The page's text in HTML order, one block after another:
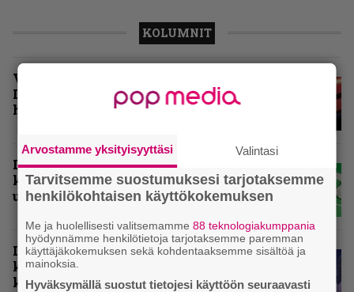
KOLUMNIT
Vuoden 2025 raskaimmat –
Infernon toimituskunnan
henkilökohtaiset suosikit
Inferno valikoi vuoden 2025
kovimmat levyt – tässä
ulkomaisten kärkikymmenikkö
Inferno valitsi vuoden 2025
kovimmat levyt – tässä kotimaan
kärkikymmenikkö
Arvostamme yksityisyyttäsi Valintasi
Tarvitsemme suostumuksesi tarjotaksemme
henkilökohtaisen käyttökokemuksen
Me ja huolellisesti valitsemamme88 teknologiakumppania
hyödynnämme henkilötietoja tarjotaksemme paremman
käyttäjäkokemuksen sekä kohdentaaksemme sisältöä ja
mainoksia.
Hyväksymällä suostut tietojesi käyttöön seuraavasti